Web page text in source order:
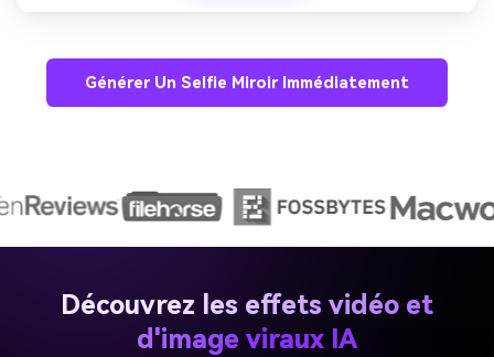
Générer Un Selfie Miroir Immédiatement
Découvrez les effets vidéo et
d'image viraux IA